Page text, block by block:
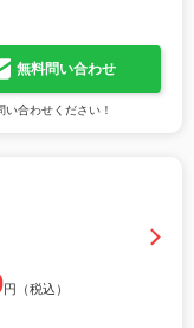
無料問い合わせ
合わせください！
円（税込）